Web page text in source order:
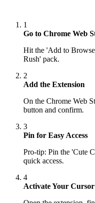
1
Go to Chrome Web
Hit the 'Add to
Rush' pack.
2
Add the Extension
On the Chrome Web
button and confirm.
3
Pin for Easy Access
Pro-tip: Pin the 'Cute
quick access.
4
Activate Your Cursor